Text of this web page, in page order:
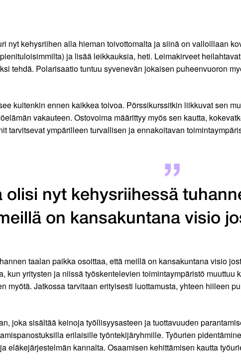
nyt kehysriihen alla hieman toivottomalta ja siinä on valloillaan
ja lisää leikkauksia, heti. Leimakirveet
tehdä. Polarisaatio tuntuu syvenevän jokaisen puheenvuoron
kuitenkin ennen kaikkea toivoa. Pörssikurssitkin liikkuvat sen
vakauteen. Ostovoima määrittyy myös sen kautta,
tarvitsevat ympärilleen turvallisen ja ennakoitavan
olisi nyt kehysriihessä
on kansakuntana visio
taalan paikka osoittaa, että meillä on kansakuntana visio
kun yritysten ja niissä työskentelevien toimintaympäristö
myötä. Jatkossa tarvitaan erityisesti luottamusta, yhteen hiileen
joka sisältää keinoja työllisyysasteen ja tuottavuuden
erilaisille työntekijäryhmille. Työurien
eläkejärjestelmän kannalta. Osaamisen kehittämisen kautta